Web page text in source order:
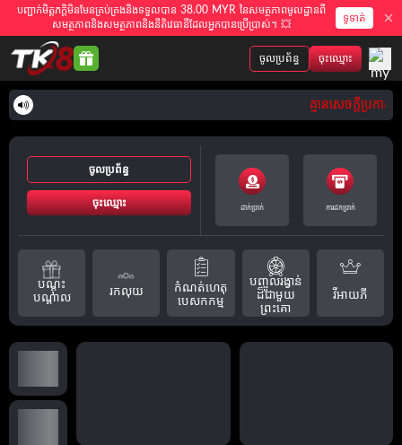
បញ្ជាក់មិត្តភក្តិមិនមែនគ្រប់គ្រងនិងទទួលបាន 38.00 MYR នៃសមត្ថភាពមូលដ្ឋានពី
សមត្ថភាពនិងសមត្ថភាពនិងនីតិវេធានីដែលអ្នកបានប្រើប្រាស់។ 💥
ទូទាត់
ចុះឈ្មោះ
ចូលប្រព័ន្ធ
គ្មានសេចក្តីប្រកា
ចូលប្រព័ន្ធ
ចុះឈ្មោះ ដាក់ប្រាក់ ការដកប្រាក់
បណ្តុះ
បណ្តាល
រកលុយ
កំណត់ហេតុ
បេសកកម្ម
បញ្ចូលរង្វាន់
ដ៏ជាមួយ
ព្រះគោ
វីអាយភី